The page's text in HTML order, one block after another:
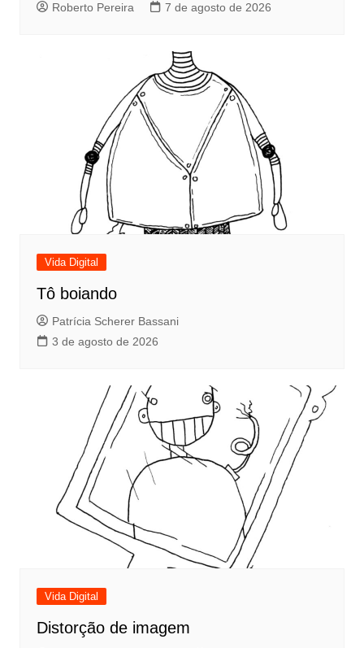
Roberto Pereira 7 de agosto de 2026
Vida Digital
Tô boiando
Patrícia Scherer Bassani
3 de agosto de 2026
Vida Digital
Distorção de imagem